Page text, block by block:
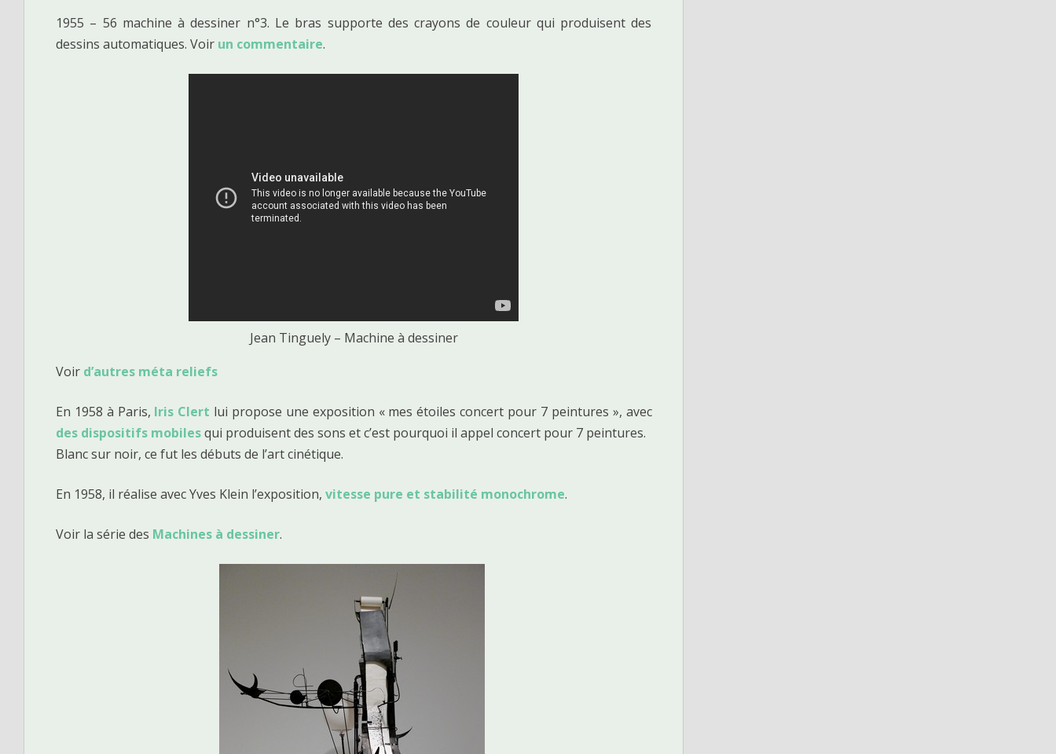
1955 – 56 machine à dessiner n°3. Le bras supporte des crayons de couleur qui produisent des
dessins automatiques. Voir un commentaire.
Jean Tinguely – Machine à dessiner
Voir d’autres méta reliefs
En 1958 à Paris, Iris Clert lui propose une exposition « mes étoiles concert pour 7 peintures », avec
des dispositifs mobilesqui produisent des sons et c’est pourquoi il appel concert pour 7 peintures.
Blanc sur noir, ce fut les débuts de l’art cinétique.
En 1958, il réalise avec Yves Klein l’exposition, vitesse pure et stabilité monochrome.
Voir la série des Machines à dessiner.